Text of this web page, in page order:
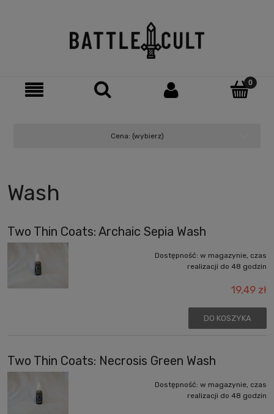
Cena: (wybierz)
Wash
Two Thin Coats: Archaic Sepia Wash
Dostępność: w magazynie, czas
realizacji do 48 godzin
19,49 zł
DO KOSZYKA
Two Thin Coats: Necrosis Green Wash
Dostępność: w magazynie, czas
realizacji do 48 godzin